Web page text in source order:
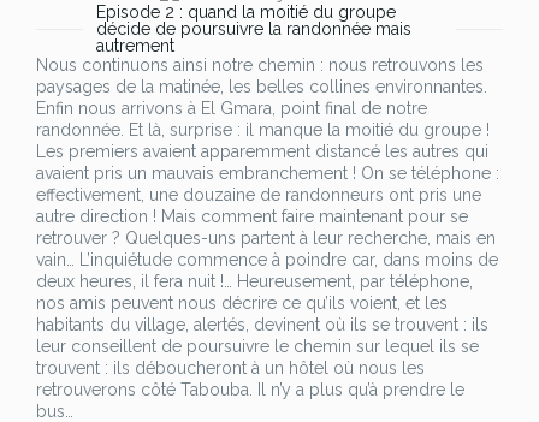
Episode 2 : quand la moitié du groupe
décide de poursuivre la randonnée mais
autrement
Nous continuons ainsi notre chemin : nous retrouvons les
paysages de la matinée, les belles collines environnantes.
Enfin nous arrivons à El Gmara, point final de notre
randonnée. Et là, surprise : il manque la moitié du groupe !
Les premiers avaient apparemment distancé les autres qui
avaient pris un mauvais embranchement ! On se téléphone :
effectivement, une douzaine de randonneurs ont pris une
autre direction ! Mais comment faire maintenant pour se
retrouver ? Quelques-uns partent à leur recherche, mais en
vain… L’inquiétude commence à poindre car, dans moins de
deux heures, il fera nuit !… Heureusement, par téléphone,
nos amis peuvent nous décrire ce qu’ils voient, et les
habitants du village, alertés, devinent où ils se trouvent : ils
leur conseillent de poursuivre le chemin sur lequel ils se
trouvent : ils déboucheront à un hôtel où nous les
retrouverons côté Tabouba. Il n’y a plus qu’à prendre le
bus…